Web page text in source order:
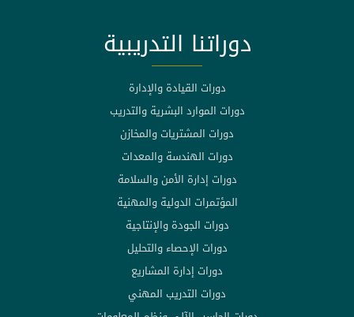
دوراتنا التدريبية
دورات القيادة والإدارة
دورات الموارد البشرية والتدريب
دورات المشتريات والمخازن
دورات الهندسة والمعدات
دورات إدارة الأمن والسلامة
المؤتمرات الدولية والمهنية
دورات الجودة والإنتاجية
دورات الإحصاء والتحليل
دورات إدارة المشاريع
دورات التدريب المهني